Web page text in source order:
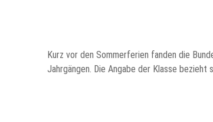
Kurz vor den Sommerferien fanden die
Jahrgängen. Die Angabe der Klasse bezieht